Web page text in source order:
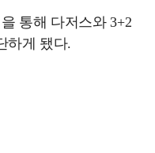
통해 다저스와 3+2
하게 됐다.